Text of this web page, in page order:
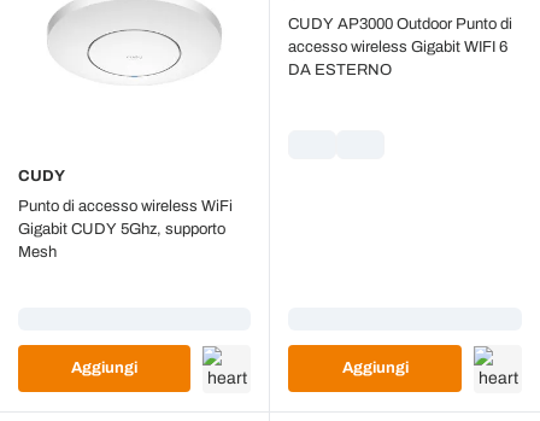
CUDY
Punto di accesso wireless WiFi
Gigabit CUDY 5Ghz, supporto
Mesh
Aggiungi
CUDY AP3000 Outdoor Punto di
accesso wireless Gigabit WIFI 6
DA ESTERNO
Aggiungi